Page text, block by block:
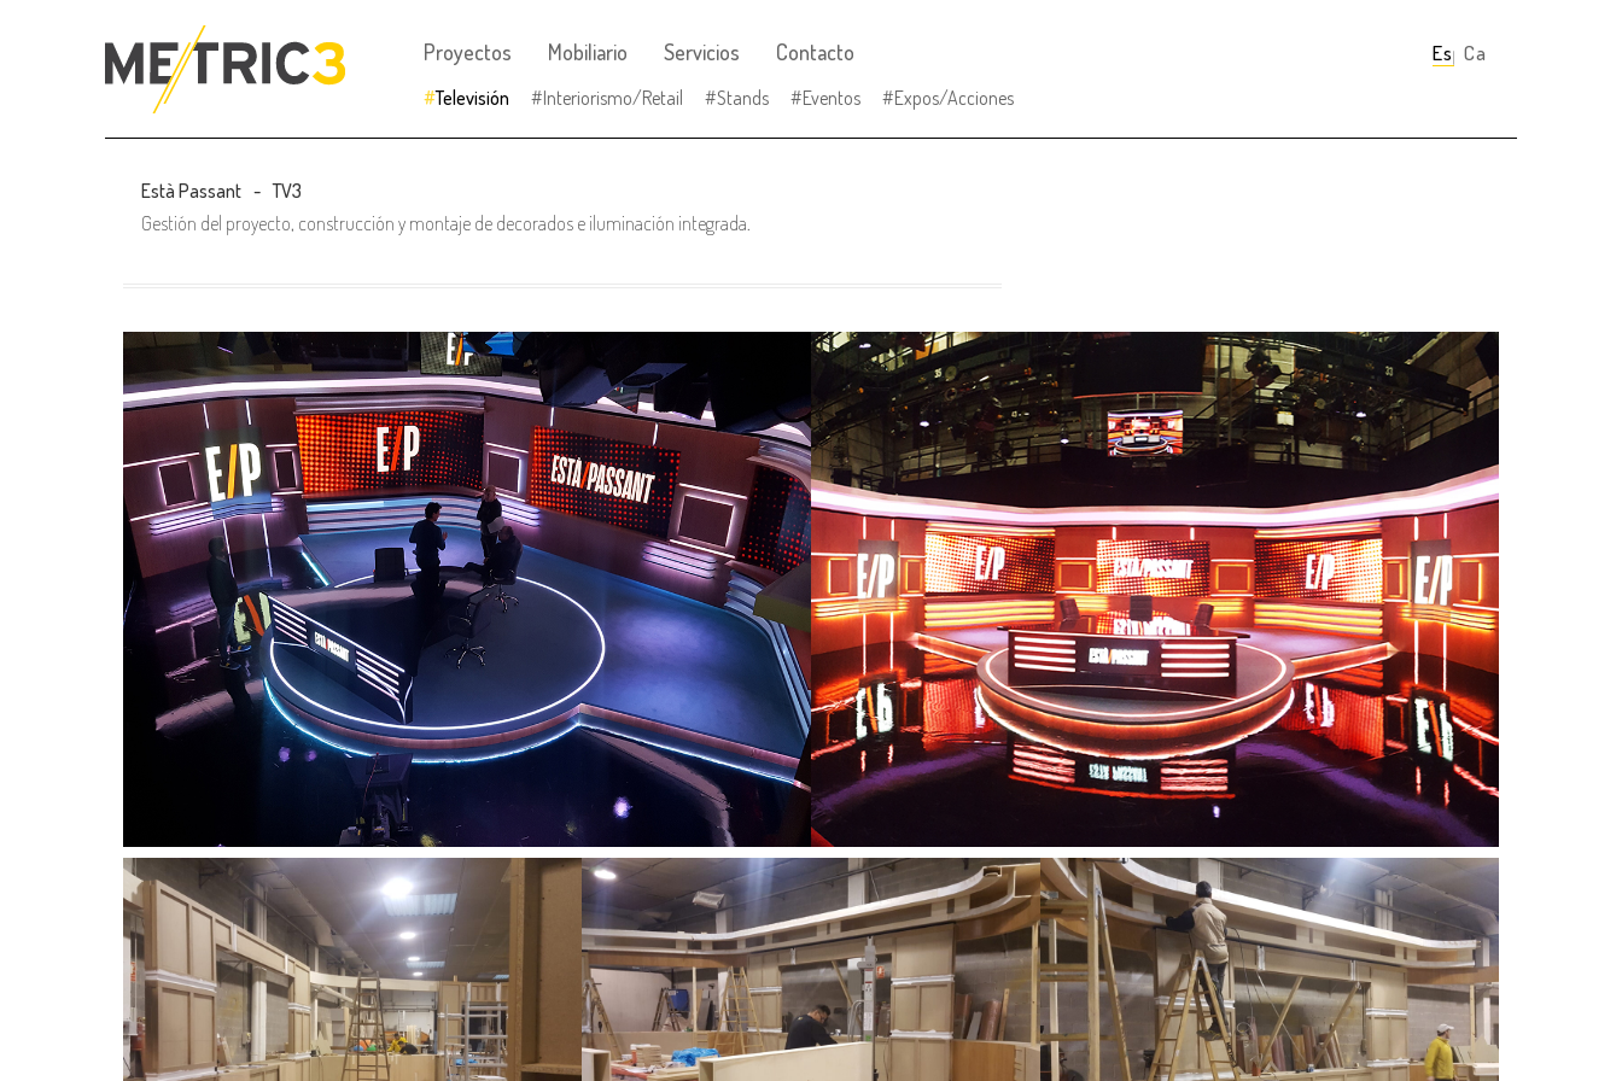
Proyectos
Televisión Interiorismo/Retail Stands Eventos Expos/Acciones
Mobiliario Servicios Contacto Español
Català
Està Passant
TV3
Gestión del proyecto, construcción y montaje de decorados e iluminación integrada.